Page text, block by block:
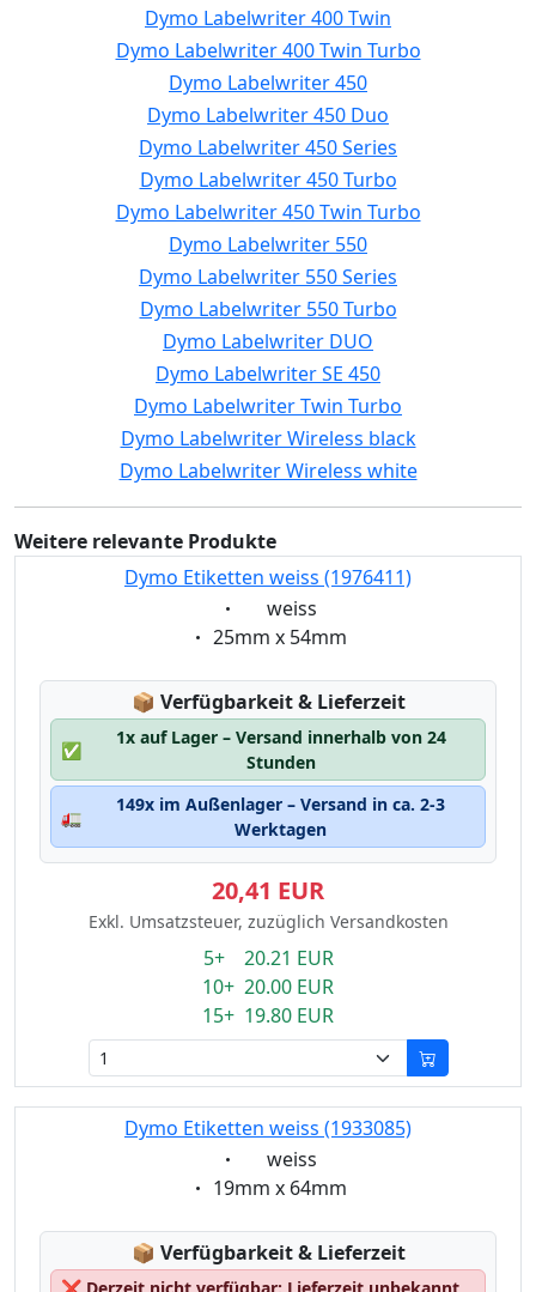
Dymo Labelwriter 400 Twin
Dymo Labelwriter 400 Twin Turbo
Dymo Labelwriter 450
Dymo Labelwriter 450 Duo
Dymo Labelwriter 450 Series
Dymo Labelwriter 450 Turbo
Dymo Labelwriter 450 Twin Turbo
Dymo Labelwriter 550
Dymo Labelwriter 550 Series
Dymo Labelwriter 550 Turbo
Dymo Labelwriter DUO
Dymo Labelwriter SE 450
Dymo Labelwriter Twin Turbo
Dymo Labelwriter Wireless black
Dymo Labelwriter Wireless white
Weitere relevante Produkte
Dymo Etiketten weiss (1976411)
Eigenschaft:
weiss
Eigenschaft:
25mm x 54mm
📦 Lagerstatus:
Verfügbarkeit & Lieferzeit
✅
1x auf Lager – Versand innerhalb von 24
Stunden
🚛
149x im Außenlager – Versand in ca. 2-3
Werktagen
20,41 EUR
Exkl. Umsatzsteuer, zuzüglich Versandkosten
5+ 20.21 EUR
10+ 20.00 EUR
15+ 19.80 EUR
Dymo Etiketten weiss (1933085)
Eigenschaft:
weiss
Eigenschaft:
19mm x 64mm
📦 Lagerstatus:
Verfügbarkeit & Lieferzeit